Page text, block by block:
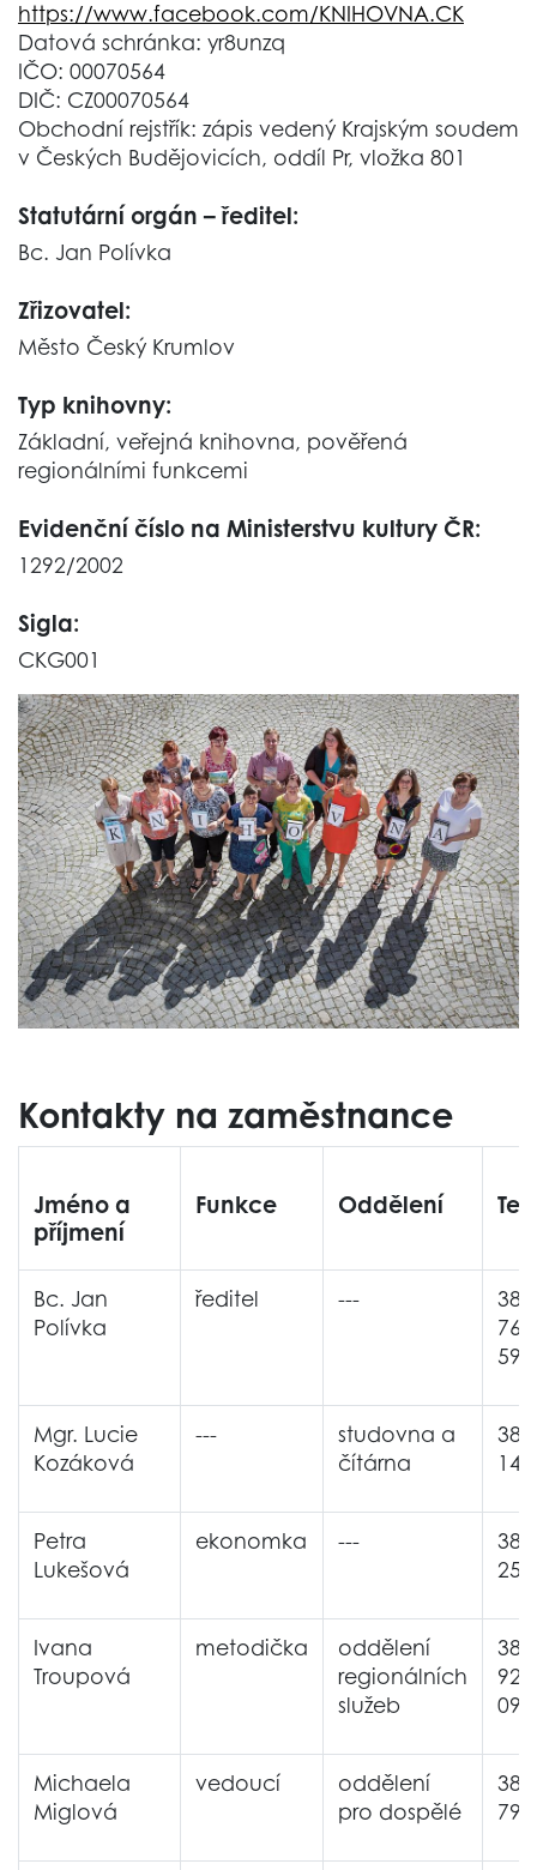
https://www.facebook.com/KNIHOVNA.CK
Datová schránka: yr8unzq
IČO: 00070564
DIČ: CZ00070564
Obchodní rejstřík: zápis vedený Krajským soudem
v Českých Budějovicích, oddíl Pr, vložka 801
Statutární orgán – ředitel:
Bc. Jan Polívka
Zřizovatel:
Město Český Krumlov
Typ knihovny:
Základní, veřejná knihovna, pověřená
regionálními funkcemi
Evidenční číslo na Ministerstvu kultury ČR:
1292/2002
Sigla:
CKG001
Kontakty na zaměstnance
Jméno a
příjmení
Funkce Oddělení
Bc. Jan
Polívka
ředitel ---
Mgr. Lucie
Kozáková
---
studovna a
čítárna
144
Petra
Lukešová
ekonomka ---
254
Ivana
Troupová
metodička
oddělení
regionálních
služeb
Michaela
Miglová
vedoucí
oddělení
pro dospělé
794